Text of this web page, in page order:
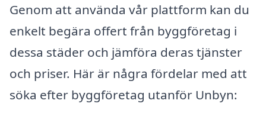
Genom att använda vår plattform kan du
enkelt begära offert från byggföretag i
dessa städer och jämföra deras tjänster
och priser. Här är några fördelar med att
söka efter byggföretag utanför Unbyn: